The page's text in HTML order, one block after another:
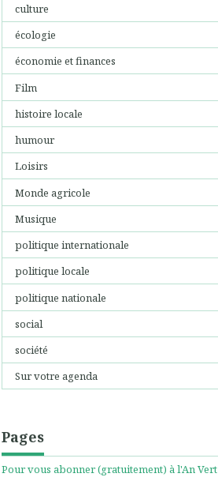
culture
écologie
économie et finances
Film
histoire locale
humour
Loisirs
Monde agricole
Musique
politique internationale
politique locale
politique nationale
social
société
Sur votre agenda
Pages
Pour vous abonner (gratuitement) à l'An Vert